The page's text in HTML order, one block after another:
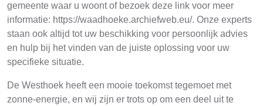
gemeente waar u woont of bezoek deze link voor meer
informatie: https://waadhoeke.archiefweb.eu/. Onze experts
staan ook altijd tot uw beschikking voor persoonlijk advies
en hulp bij het vinden van de juiste oplossing voor uw
specifieke situatie.
De Westhoek heeft een mooie toekomst tegemoet met
zonne-energie, en wij zijn er trots op om een deel uit te